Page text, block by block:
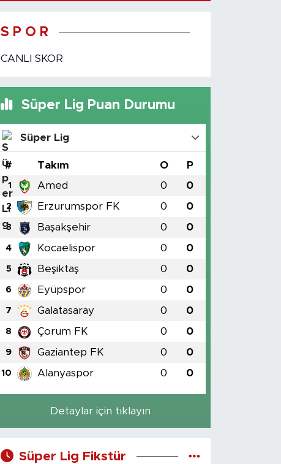
S P O R
CANLI SKOR
Süper Lig Puan Durumu
Süper Lig
# Takım O P
1 Amed 0 0
2 Erzurumspor FK 0 0
3 Başakşehir 0 0
4 Kocaelispor 0 0
5 Beşiktaş 0 0
6 Eyüpspor 0 0
7 Galatasaray 0 0
8 Çorum FK 0 0
9 Gaziantep FK 0 0
10 Alanyaspor 0 0
Detaylar için tıklayın
Süper Lig Fikstür